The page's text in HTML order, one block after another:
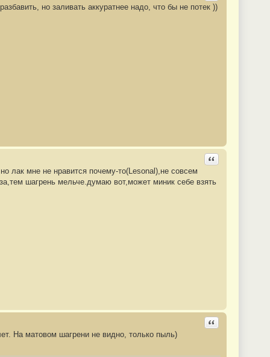
но заливать аккуратнее надо, что бы не потек ))
Ответить с
лак мне не нравится почему-то(Lesonal),не совсем
шагрень мельче.думаю вот,может миник себе взять
Ответить с
На матовом шагрени не видно, только пыль)